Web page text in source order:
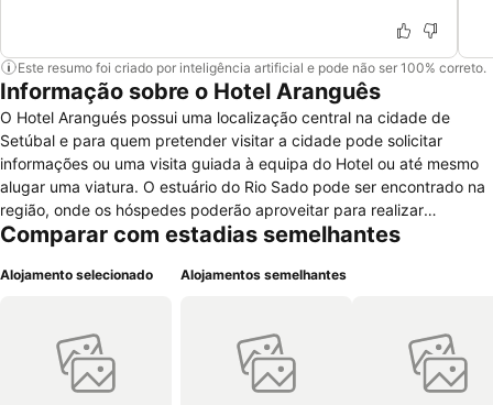
Este resumo foi criado por inteligência artificial e pode não ser 100% correto.
Informação sobre o Hotel Aranguês
O Hotel Arangués possui uma localização central na cidade de
Setúbal e para quem pretender visitar a cidade pode solicitar
informações ou uma visita guiada à equipa do Hotel ou até mesmo
alugar uma viatura. O estuário do Rio Sado pode ser encontrado na
região, onde os hóspedes poderão aproveitar para realizar
desportos aquáticos. As opções de lazer no interior do hotel vão
sendo que algumas actividades poderão implicar um custo adicional
condicionado, mesa de trabalho, telefone, rádio, televisão e casa de
banho com secador de cabelo e duche. A recepção do Hotel está
disponível 24 horas por dias e é possível usufruir de outros serviços
Comparar com estadias semelhantes
Alojamento selecionado Alojamentos semelhantes